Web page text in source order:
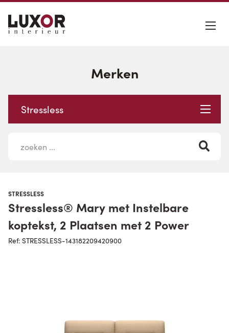
Merken
Stressless
STRESSLESS
Stressless® Mary met Instelbare
koptekst, 2 Plaatsen met 2 Power
Ref: STRESSLESS-143182209420900